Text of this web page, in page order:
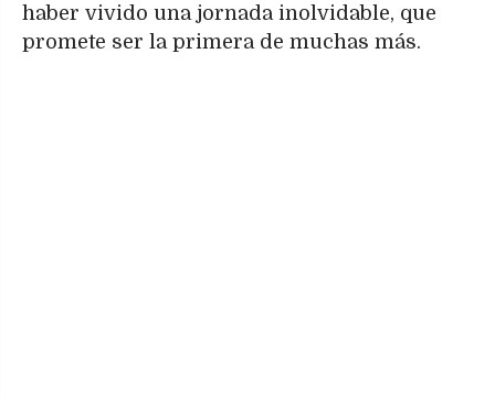
haber vivido una jornada inolvidable, que
promete ser la primera de muchas más.